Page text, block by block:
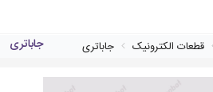
قطعات الکترونیک جاباتری جاباتری